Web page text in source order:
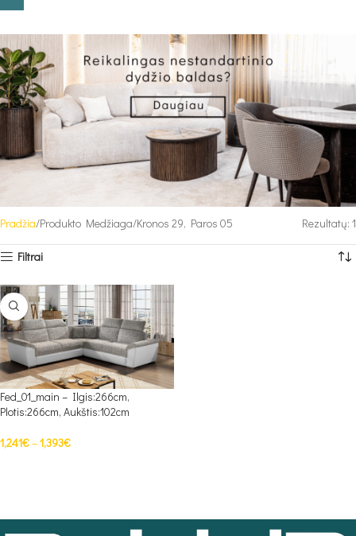
Pradžia Produkto Medžiaga Kronos 29, Paros 05 Rezultatų: 1
Filtrai
Fed_01_main – Ilgis:266cm,
Plotis:266cm, Aukštis:102cm
1,241€–1,393€